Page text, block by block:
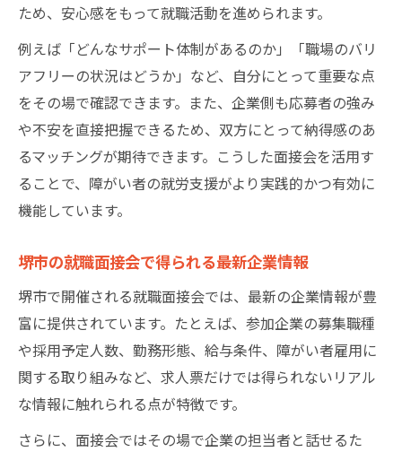
ため、安心感をもって就職活動を進められます。
例えば「どんなサポート体制があるのか」「職場のバリ
アフリーの状況はどうか」など、自分にとって重要な点
をその場で確認できます。また、企業側も応募者の強み
や不安を直接把握できるため、双方にとって納得感のあ
るマッチングが期待できます。こうした面接会を活用す
ることで、障がい者の就労支援がより実践的かつ有効に
機能しています。
堺市の就職面接会で得られる最新企業情報
堺市で開催される就職面接会では、最新の企業情報が豊
富に提供されています。たとえば、参加企業の募集職種
や採用予定人数、勤務形態、給与条件、障がい者雇用に
関する取り組みなど、求人票だけでは得られないリアル
な情報に触れられる点が特徴です。
さらに、面接会ではその場で企業の担当者と話せるた